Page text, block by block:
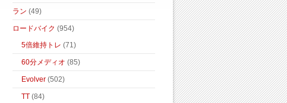
ラン (49)
ロードバイク (954)
5倍維持トレ (71)
60分メディオ (85)
Evolver (502)
TT (84)